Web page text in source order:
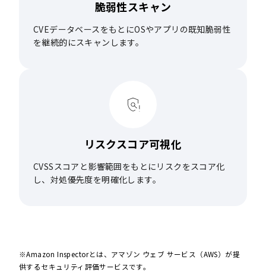
脆弱性スキャン
CVEデータベースをもとにOSやアプリの既知脆弱性
を継続的にスキャンします。
リスクスコア可視化
CVSSスコアと影響範囲をもとにリスクをスコア化
し、対処優先度を明確化します。
※Amazon Inspectorとは、アマゾン ウェブ サービス（AWS）が提
供するセキュリティ評価サービスです。